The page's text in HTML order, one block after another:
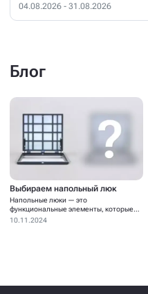
04.08.2026 - 31.08.2026
Блог
Выбираем напольный люк
Напольные люки — это
функциональные элементы, которые
устанавливаются для...
10.11.2024